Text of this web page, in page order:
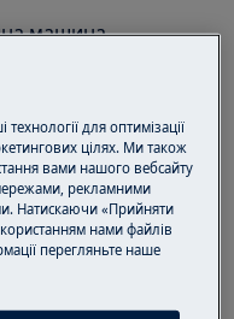
машина
приладу
клацання).
старт або
завершення
для оптимізації
цілях. Ми також
вами нашого вебсайту
рекламними
Натискаючи «Прийняти
нами файлів
перегляньте наше